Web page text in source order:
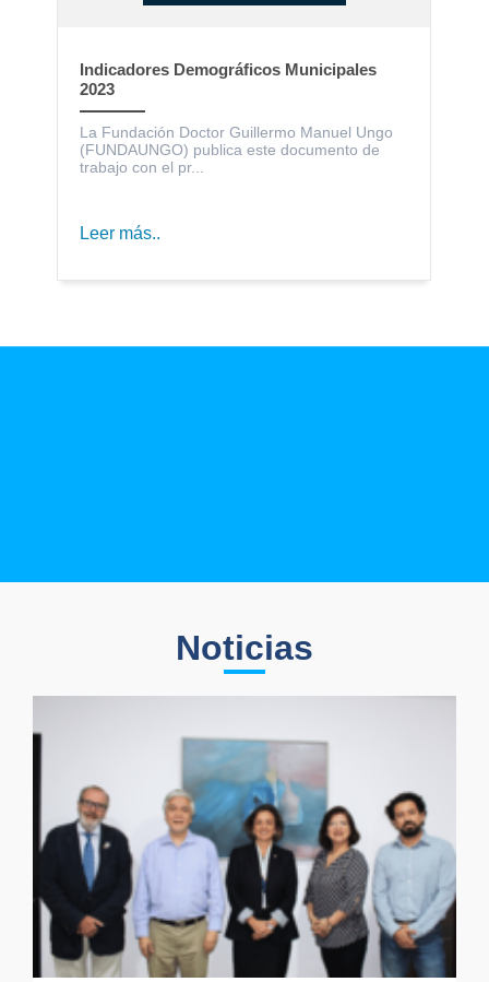
Indicadores Demográficos Municipales
2023
La Fundación Doctor Guillermo Manuel Ungo
(FUNDAUNGO) publica este documento de
trabajo con el pr...
Leer más..
Noticias